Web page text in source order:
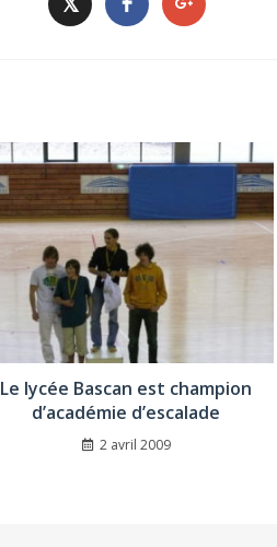
Le lycée Bascan est champion
d’académie d’escalade
2 avril 2009